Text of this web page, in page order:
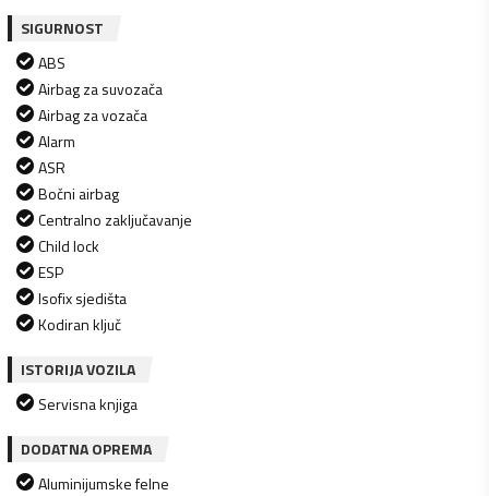
SIGURNOST
ABS
Airbag za suvozača
Airbag za vozača
Alarm
ASR
Bočni airbag
Centralno zaključavanje
Child lock
ESP
Isofix sjedišta
Kodiran ključ
ISTORIJA VOZILA
Servisna knjiga
DODATNA OPREMA
Aluminijumske felne